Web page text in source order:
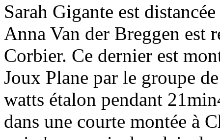
Sarah Gigante est
Anna Van der Breggen est
Corbier. Ce dernier est
Joux Plane par le groupe
watts étalon pendant
dans une courte montée à